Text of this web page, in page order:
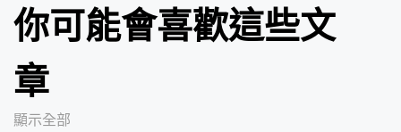
你可能會喜歡這些文
章
顯示全部